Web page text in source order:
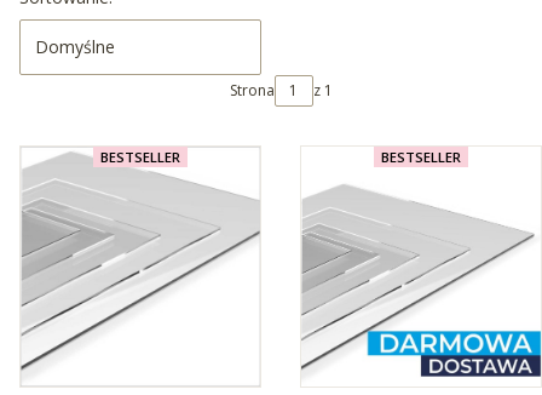
Domyślne
Strona z 1
BESTSELLER BESTSELLER